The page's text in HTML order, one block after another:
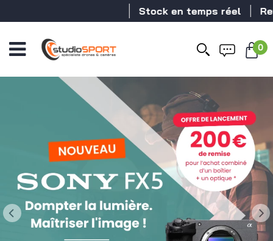
Stock en temps réel Revendeur
0